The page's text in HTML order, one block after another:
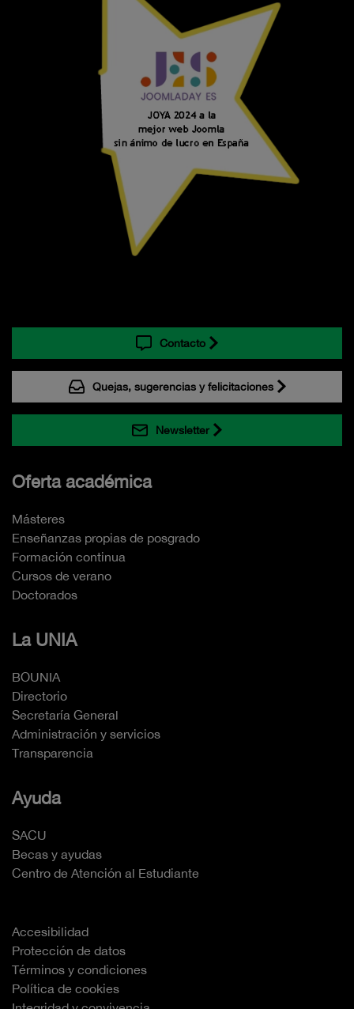
Contacto
Quejas, sugerencias y felicitaciones
Newsletter
Oferta académica
Másteres
Enseñanzas propias de posgrado
Formación continua
Cursos de verano
Doctorados
La UNIA
BOUNIA
Directorio
Secretaría General
Administración y servicios
Transparencia
Ayuda
SACU
Becas y ayudas
Centro de Atención al Estudiante
Accesibilidad
Protección de datos
Términos y condiciones
Política de cookies